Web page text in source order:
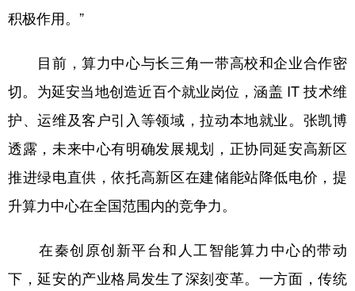
积极作用。”
目前，算力中心与长三角一带高校和企业合作密
切。为延安当地创造近百个就业岗位，涵盖 IT 技术维
护、运维及客户引入等领域，拉动本地就业。张凯博
透露，未来中心有明确发展规划，正协同延安高新区
推进绿电直供，依托高新区在建储能站降低电价，提
升算力中心在全国范围内的竞争力。
在秦创原创新平台和人工智能算力中心的带动
下，延安的产业格局发生了深刻变革。一方面，传统